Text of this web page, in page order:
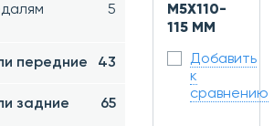
5
передние 43
задние 65
M5X110-
115 ММ
Добавить
к
сравнению